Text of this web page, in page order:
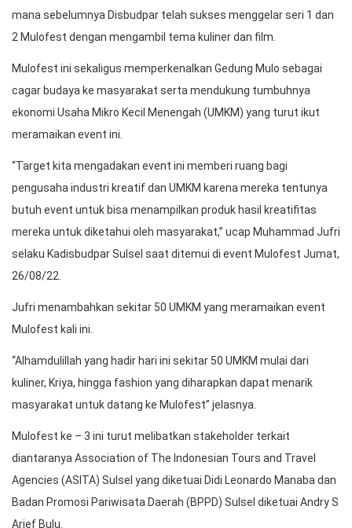
mana sebelumnya Disbudpar telah sukses menggelar seri 1 dan
2 Mulofest dengan mengambil tema kuliner dan film.
Mulofest ini sekaligus memperkenalkan Gedung Mulo sebagai
cagar budaya ke masyarakat serta mendukung tumbuhnya
ekonomi Usaha Mikro Kecil Menengah (UMKM) yang turut ikut
meramaikan event ini.
“Target kita mengadakan event ini memberi ruang bagi
pengusaha industri kreatif dan UMKM karena mereka tentunya
butuh event untuk bisa menampilkan produk hasil kreatifitas
mereka untuk diketahui oleh masyarakat,” ucap Muhammad Jufri
selaku Kadisbudpar Sulsel saat ditemui di event Mulofest Jumat,
26/08/22.
Jufri menambahkan sekitar 50 UMKM yang meramaikan event
Mulofest kali ini.
“Alhamdulillah yang hadir hari ini sekitar 50 UMKM mulai dari
kuliner, Kriya, hingga fashion yang diharapkan dapat menarik
masyarakat untuk datang ke Mulofest” jelasnya.
Mulofest ke – 3 ini turut melibatkan stakeholder terkait
diantaranya Association of The Indonesian Tours and Travel
Agencies (ASITA) Sulsel yang diketuai Didi Leonardo Manaba dan
Badan Promosi Pariwisata Daerah (BPPD) Sulsel diketuai Andry S
Arief Bulu.